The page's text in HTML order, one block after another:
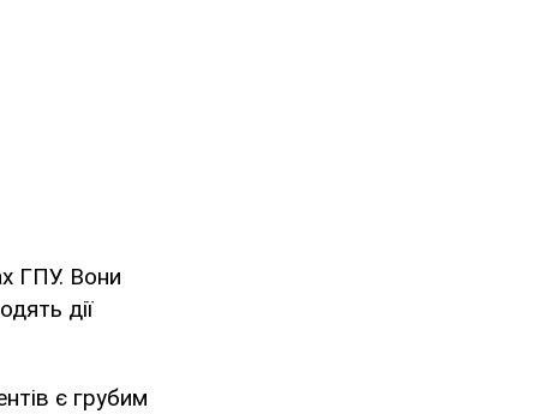
ГПУ. Вони
дії
є грубим